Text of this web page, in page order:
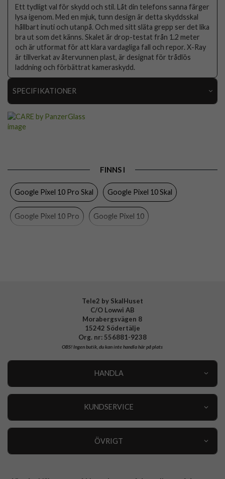
Ett tydligt val för skydd och stil. Låt din telefons sanna färger
lysa igenom. Med en mjuk, tunn design är detta skyddsskal
hållbart inuti och utanpå. Och med sitt släta grepp ser det lika
bra ut som det känns. Skalet är drop-testat från 1.2 meter
och är utformat för att klara vardagliga fall och repor. X-Ray
är tillverkat av återvunnen plast, är designat för trådlös
laddning och förbättrat kameraskydd.
SPECIFIKATIONER
Artikelnummer
Passar till
Trådlös laddning-kompatibel
Färg Genomskinlig
Material Hårdplast (PC), Mjukplast (TPU)
Varumärke CARE by PanzerGlass
FINNS I
Google Pixel 10 Pro Skal Google Pixel 10 Skal
Google Pixel 10 Pro Google Pixel 10
Tele2 by SkalHuset
C/O Lowwi AB
Morabergsvägen 8
15242 Södertälje
Org. nr: 556881-9238
OBS!Ingen butik, du kan inte handla här på plats
HANDLA
KUNDSERVICE
ÖVRIGT